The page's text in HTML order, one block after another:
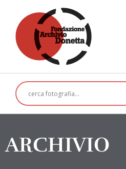
ARCHIVIO